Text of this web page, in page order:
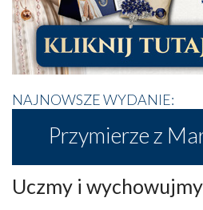
NAJNOWSZE WYDANIE:
Przymierze z
Uczmy i